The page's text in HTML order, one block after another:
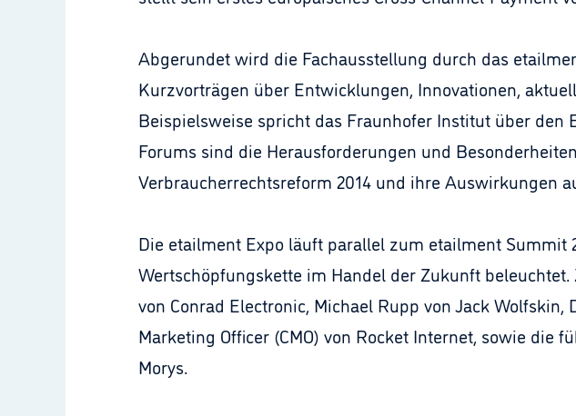
Abgerundet wird die Fachausstellung durch das
Kurzvorträgen über Entwicklungen, Innovationen,
Beispielsweise spricht das Fraunhofer Institut über
Forums sind die Herausforderungen und
Verbraucherrechtsreform 2014 und ihre Auswirkungen
Die etailment Expo läuft parallel zum etailment Summit
Wertschöpfungskette im Handel der Zukunft
von Conrad Electronic, Michael Rupp von Jack
Marketing Officer (CMO) von Rocket Internet, sowie die
Morys.